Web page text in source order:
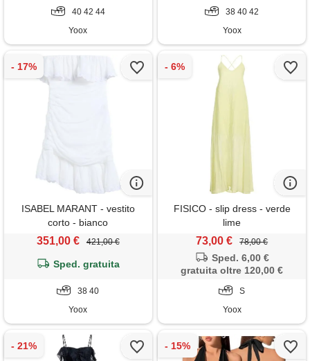
40 42 44
Yoox
38 40 42
Yoox
ISABEL MARANT - vestito
corto - bianco
351,00 € 421,00 €
Sped. gratuita
38 40
Yoox
FISICO - slip dress - verde
lime
73,00 € 78,00 €
Sped. 6,00 €
gratuita oltre 120,00 €
S
Yoox